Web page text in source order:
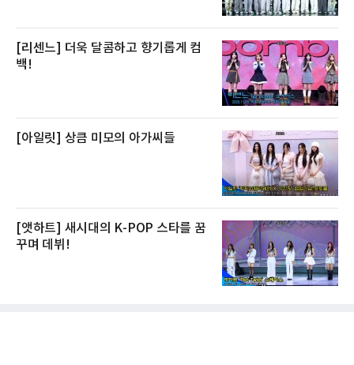
[리센느] 더욱 달콤하고 향기롭게 컴
백!
[아일릿] 상큼 미모의 아가씨들
[앳하트] 새시대의 K-POP 스타를 꿈
꾸며 데뷔!